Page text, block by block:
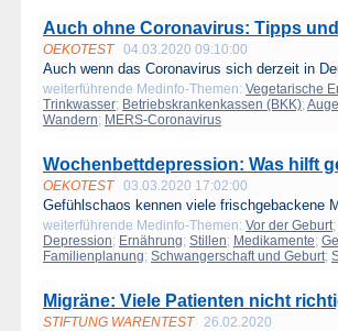
Auch ohne Coronavirus: Tipps
OEKOTEST 04.03.2020 09:10:00
Auch wenn das Coronavirus sich derzeit in
weiterführende Medinfo-Themen: Vegetarische
Trinkwasser; Betriebskrankenkassen (BKK);
Wandern; MERS-Coronavirus
Wochenbettdepression: Was hilft
OEKOTEST 03.03.2020 17:02:00
Gefühlschaos kennen viele frischgebackene
weiterführende Medinfo-Themen: Vor der Geburt;
Depression; Ernährung; Stillen; Medikamente;
Familienplanung; Schwangerschaft und Geburt;
Migräne: Viele Patienten nicht
STIFTUNG WARENTEST 26.02.2020